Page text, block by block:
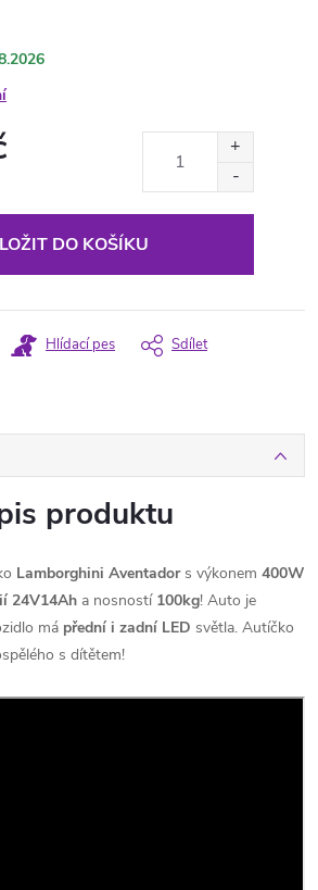
DO KOŠÍKU
Hlídací pes Sdílet
produktu
Lamborghini Aventadors výkonem 400W
24V14Ah a nosností 100kg! Auto je
má přední i zadní LED světla. Autíčko
s dítětem!